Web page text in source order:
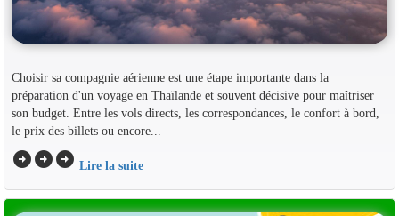
Choisir sa compagnie aérienne est une étape importante dans la
préparation d'un voyage en Thaïlande et souvent décisive pour maîtriser
son budget. Entre les vols directs, les correspondances, le confort à bord,
le prix des billets ou encore...
arrow_circle_rightarrow_circle_rightarrow_circle_right Lire la suite